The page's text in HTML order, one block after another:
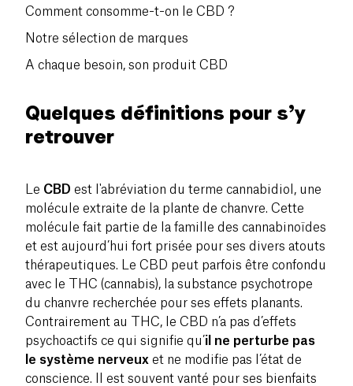
Comment consomme-t-on le CBD ?
Notre sélection de marques
A chaque besoin, son produit CBD
Quelques définitions pour s’y
retrouver
Le CBD est l'abréviation du terme cannabidiol, une
molécule extraite de la plante de chanvre. Cette
molécule fait partie de la famille des cannabinoïdes
et est aujourd’hui fort prisée pour ses divers atouts
thérapeutiques. Le CBD peut parfois être confondu
avec le THC (cannabis), la substance psychotrope
du chanvre recherchée pour ses effets planants.
Contrairement au THC, le CBD n’a pas d’effets
psychoactifs ce qui signifie qu’il ne perturbe pas
le système nerveux et ne modifie pas l’état de
conscience. Il est souvent vanté pour ses bienfaits